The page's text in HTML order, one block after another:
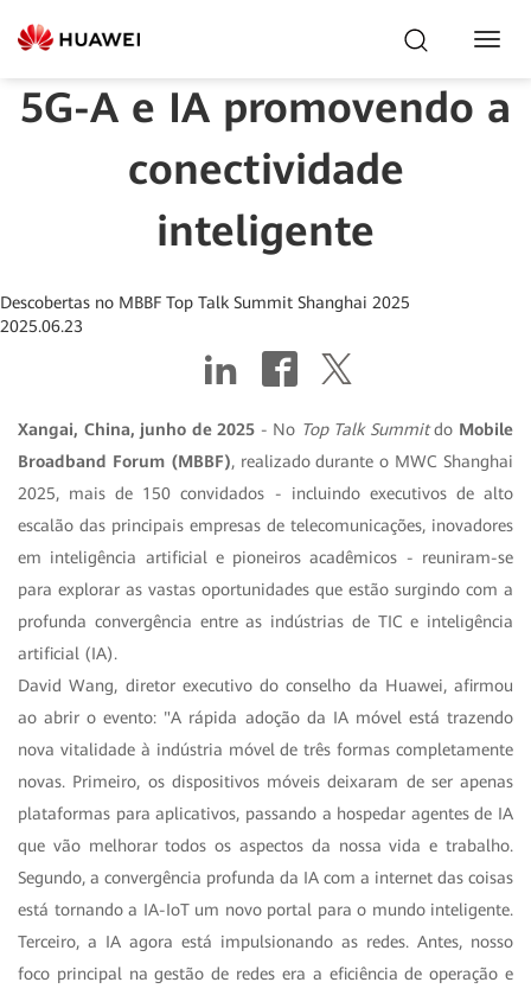
5G-A e IA promovendo a
conectividade
inteligente
Descobertas no MBBF Top Talk Summit Shanghai 2025
2025.06.23
Xangai, China, junho de 2025 - No Top Talk Summitdo Mobile
Broadband Forum (MBBF), realizado durante o MWC Shanghai
2025, mais de 150 convidados - incluindo executivos de alto
escalão das principais empresas de telecomunicações, inovadores
em inteligência artificial e pioneiros acadêmicos - reuniram-se
para explorar as vastas oportunidades que estão surgindo com a
profunda convergência entre as indústrias de TIC e inteligência
artificial (IA).
David Wang, diretor executivo do conselho da Huawei, afirmou
ao abrir o evento: "A rápida adoção da IA móvel está trazendo
nova vitalidade à indústria móvel de três formas completamente
novas. Primeiro, os dispositivos móveis deixaram de ser apenas
plataformas para aplicativos, passando a hospedar agentes de IA
que vão melhorar todos os aspectos da nossa vida e trabalho.
Segundo, a convergência profunda da IA com a internet das coisas
está tornando a IA-IoT um novo portal para o mundo inteligente.
Terceiro, a IA agora está impulsionando as redes. Antes, nosso
foco principal na gestão de redes era a eficiência de operação e